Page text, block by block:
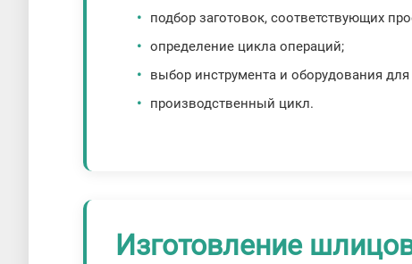
подбор заготовок, соответствующих
определение цикла операций;
выбор инструмента и оборудования
производственный цикл.
Изготовление